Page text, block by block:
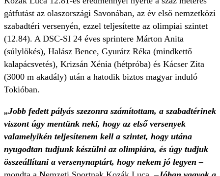
gátfutást az olaszországi Savonában, az év első nemzetközi
szabadtéri versenyén, ezzel teljesítette az olimpiai szintet
(12.84). A DSC-SI 24 éves sprintere Márton Anita
(súlylökés), Halász Bence, Gyurátz Réka (mindkettő
kalapácsvetés), Krizsán Xénia (hétpróba) és Kácser Zita
(3000 m akadály) után a hatodik biztos magyar induló
Tokióban.
„Jobb fedett pályás szezonra számítottam, a szabadtérinek
viszont úgy mentünk neki, hogy az első versenyek
valamelyikén teljesítenem kell a szintet, hogy utána
nyugodtan tudjunk készülni az olimpiára, és úgy tudjuk
összeállítani a versenynaptárt, hogy nekem jó legyen –